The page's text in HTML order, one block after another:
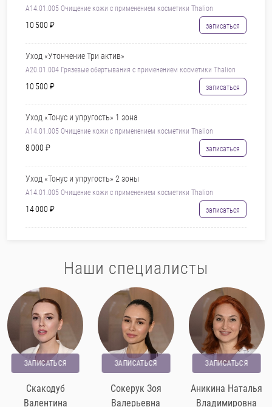
A14.01.005 Очищение кожи с применением косметики Thalion
10 500 ₽ записаться
Уход «Утончение Три актив»
A20.01.004 Грязевые обертывания с применением косметики Thalion
10 500 ₽ записаться
Уход «Тонус и упругость» 1 зона
A14.01.005 Очищение кожи с применением косметики Thalion
8 000 ₽ записаться
Уход «Тонус и упругость» 2 зоны
A14.01.005 Очищение кожи с применением косметики Thalion
14 000 ₽ записаться
Наши специалисты
ЗАПИСАТЬСЯ
Скакодуб
Валентина
ЗАПИСАТЬСЯ
Сокерук Зоя
Валерьевна
ЗАПИСАТЬСЯ
Аникина Наталья
Владимировна